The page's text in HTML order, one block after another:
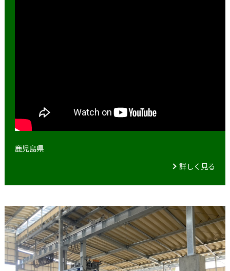
鹿児島県
詳しく見る